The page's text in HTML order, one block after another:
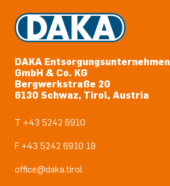
DAKA Entsorgungsunternehmen
GmbH & Co. KG
Bergwerkstraße 20
6130 Schwaz, Tirol, Austria
T +43 5242 6910
F +43 5242 6910 18
office@daka.tirol